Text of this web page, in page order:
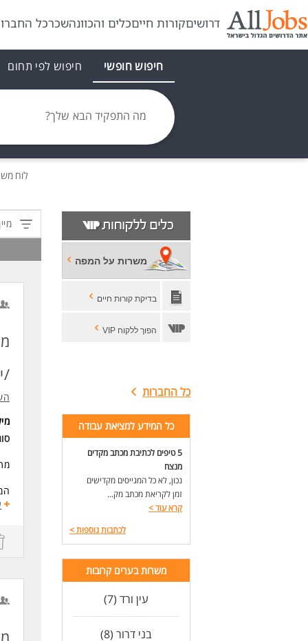
דרושיםקורות חייםכלים והכוונהשכרכל
חיפוש חופשי חיפוש לפי תחום
מה התפקיד הבא שלך?
לוח
משרות על המפה
בדיקת קורות חיים
הפוך ללקוח VIP
כל החברות
כל המידע למציאת עבודה
5 טיפים לכתיבת מכתב מקדים
מנצח
נכון, לא כל המגייסים מקדישים
זמן לקריאת מכתב מק...
קרא עוד>
לכתבות נוספות>
משרות בערים קרובות
עין ורד (7)
בני דרור (8)
/